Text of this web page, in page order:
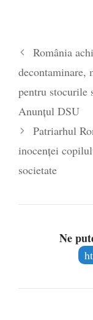
România
decontaminare,
pentru stocurile
Anunțul DSU
Patriarhul
inocenței
societate
Ne